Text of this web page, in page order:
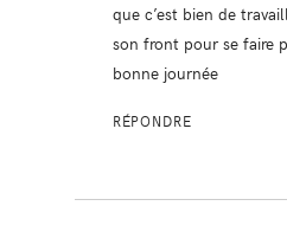
que c’est bien de
son front pour se faire
bonne journée
RÉPONDRE